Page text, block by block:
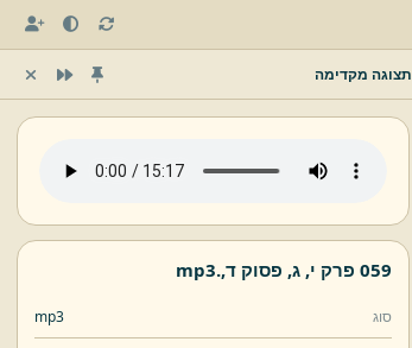
תצוגה מקדימה
059 פרק י, ג, פסוק ד,.
mp3
סוג mp3